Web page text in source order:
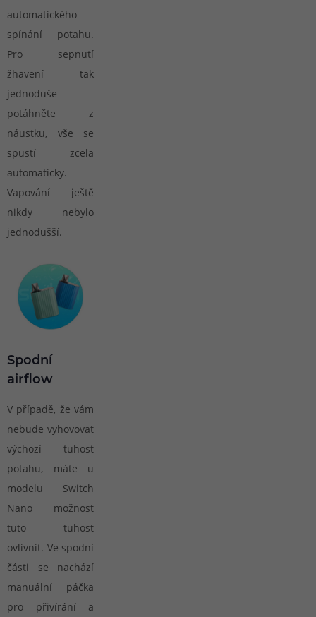
automatického
spínání potahu.
Pro sepnutí
žhavení tak
jednoduše
potáhněte z
náustku, vše se
spustí zcela
automaticky.
Vapování ještě
nikdy nebylo
jednodušší.
Spodní
airflow
V případě, že vám
nebude vyhovovat
výchozí tuhost
potahu, máte u
modelu Switch
Nano možnost
tuto tuhost
ovlivnit. Ve spodní
části se nachází
manuální páčka
pro přivírání a